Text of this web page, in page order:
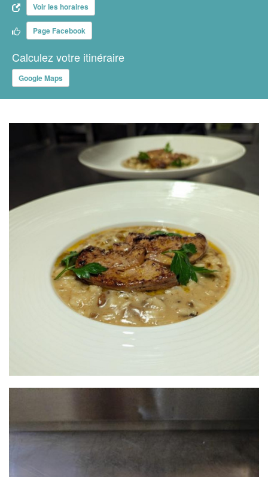
Voir les horaires
Page Facebook
Calculez votre itinéraire
Google Maps